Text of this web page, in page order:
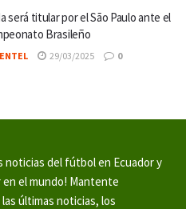
será titular por el São Paulo ante el
Brasileño
29/03/2025 0
noticias del fútbol en Ecuador y
el mundo! Mantente
últimas noticias, los